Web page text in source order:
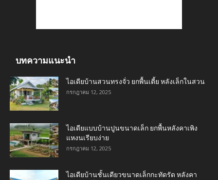
บทความแนะนำ
ไอเดียบ้านสวนทรงจั่ว ยกพื้นเตี้ย หลังเล็กในสวน
กรกฎาคม 12, 2025
ไอเดียแบบบ้านปูนขนาดเล็ก ยกพื้นหลังคาเพิง
แหงนเรียบง่าย
กรกฎาคม 12, 2025
ไอเดียบ้านชั้นเดียวขนาดเล็กกะทัดรัด หลังคา